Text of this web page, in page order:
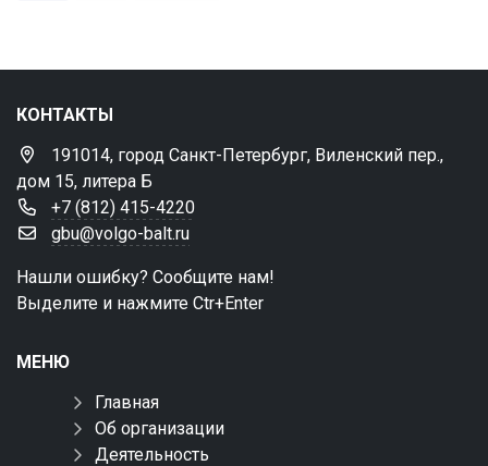
КОНТАКТЫ
191014, город Санкт-Петербург, Виленский пер.,
дом 15, литера Б
+7 (812) 415-4220
gbu@volgo-balt.ru
Нашли ошибку? Сообщите нам!
Выделите и нажмите Ctr+Enter
МЕНЮ
Главная
Об организации
Деятельность